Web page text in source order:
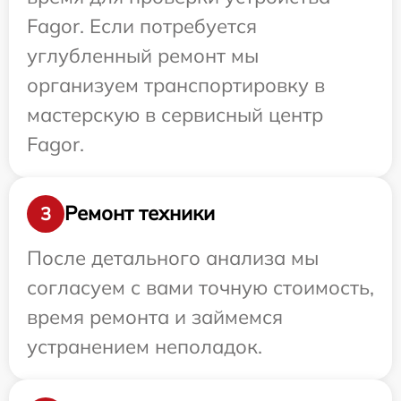
Fagor. Если потребуется
углубленный ремонт мы
организуем транспортировку в
мастерскую в сервисный центр
Fagor.
3
Ремонт техники
После детального анализа мы
согласуем с вами точную стоимость,
время ремонта и займемся
устранением неполадок.